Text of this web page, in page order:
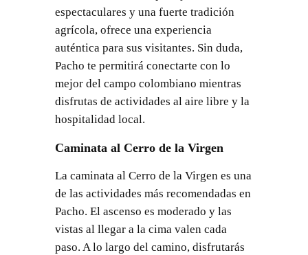
espectaculares y una fuerte tradición
agrícola, ofrece una experiencia
auténtica para sus visitantes. Sin duda,
Pacho te permitirá conectarte con lo
mejor del campo colombiano mientras
disfrutas de actividades al aire libre y la
hospitalidad local.
Caminata al Cerro de la Virgen
La caminata al Cerro de la Virgen es una
de las actividades más recomendadas en
Pacho. El ascenso es moderado y las
vistas al llegar a la cima valen cada
paso. A lo largo del camino, disfrutarás